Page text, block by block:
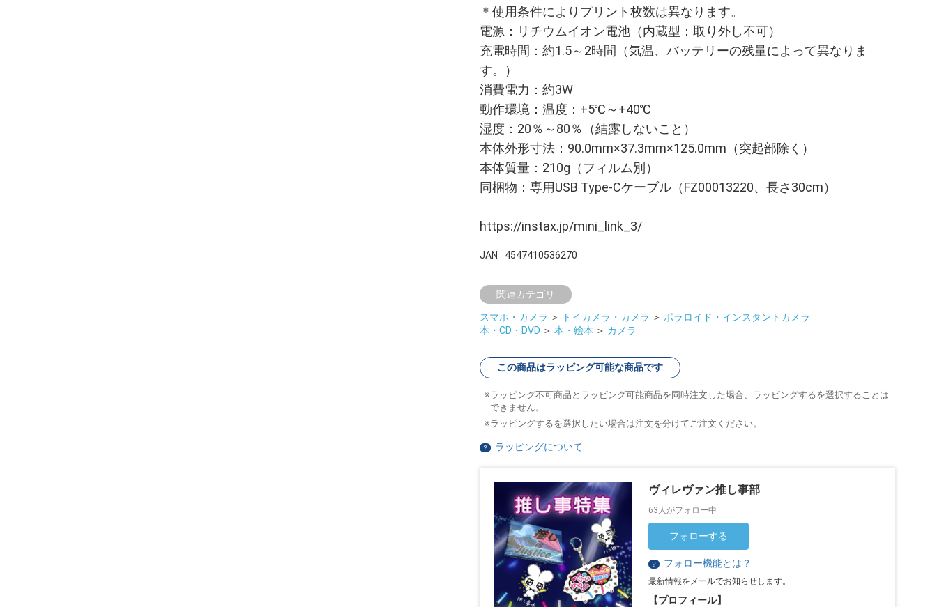
＊使用条件によりプリント枚数は異なります。
電源：リチウムイオン電池（内蔵型：取り外し不可）
充電時間：約1.5～2時間（気温、バッテリーの残量によって異なりま
す。）
消費電力：約3W
動作環境：温度：+5℃～+40℃
湿度：20％～80％（結露しないこと）
本体外形寸法：90.0mm×37.3mm×125.0mm（突起部除く）
本体質量：210g（フィルム別）
同梱物：専用USB Type-Cケーブル（FZ00013220、長さ30cm）
https://instax.jp/mini_link_3/
JAN 4547410536270
関連カテゴリ
スマホ・カメラ ＞ トイカメラ・カメラ ＞ ポラロイド・インスタントカメラ
本・CD・DVD ＞ 本・絵本 ＞ カメラ
この商品はラッピング可能な商品です
ラッピング不可商品とラッピング可能商品を同時注文した場合、ラッピングするを選択することは
できません。
ラッピングするを選択したい場合は注文を分けてご注文ください。
？ ラッピングについて
ヴィレヴァン推し事部
63人がフォロー中
フォローする
？ フォロー機能とは？
最新情報をメールでお知らせします。
【プロフィール】